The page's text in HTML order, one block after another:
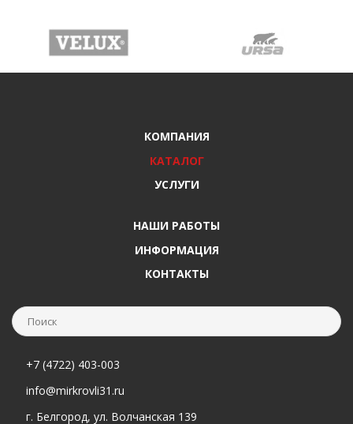
КОМПАНИЯ
КАТАЛОГ
УСЛУГИ
НАШИ РАБОТЫ
ИНФОРМАЦИЯ
КОНТАКТЫ
+7 (4722) 403-003
info@mirkrovli31.ru
г. Белгород, ул. Волчанская 139